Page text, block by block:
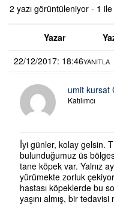
2 yazı görüntüleniyor - 1
Yazar
22/12/2017: 18:46YANITLA
umit kursat
Katılımcı
İyi günler, kolay gelsin.
bulunduğumuz üs
tane köpek var. Yalnız
yürümekte zorluk
hastası köpeklerde bu
yaşını almış, bir